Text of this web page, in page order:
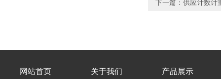
下一篇： 供应计数计
网站首页 关于我们 产品展示